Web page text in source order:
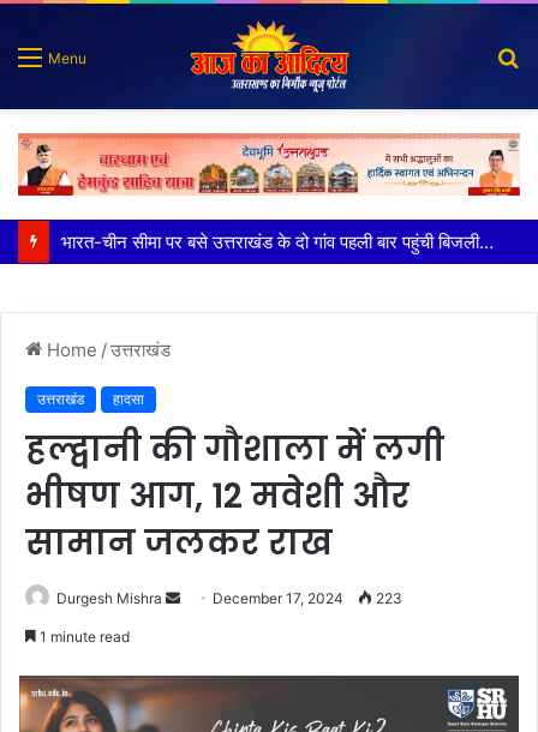
Menu
100 किडनी ट्रांसप्लांट की सफलता, हिम्स जौलीग्रांट ने बढ़ाया चिकित्सा सेवाओं का भरोसा
Home /उत्तराखंड
उत्तराखंड हादसा
हल्द्वानी की गौशाला में लगी
भीषण आग, 12 मवेशी और
सामान जलकर राख
Durgesh Mishra
Send December 17, 2024 223
1 minute read